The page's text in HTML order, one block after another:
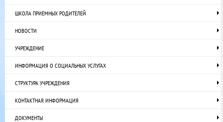
ШКОЛА ПРИЕМНЫХ РОДИТЕЛЕЙ
НОВОСТИ
УЧРЕЖДЕНИЕ
ИНФОРМАЦИЯ О СОЦИАЛЬНЫХ УСЛУГАХ
СТРУКТУРА УЧРЕЖДЕНИЯ
КОНТАКТНАЯ ИНФОРМАЦИЯ
ДОКУМЕНТЫ